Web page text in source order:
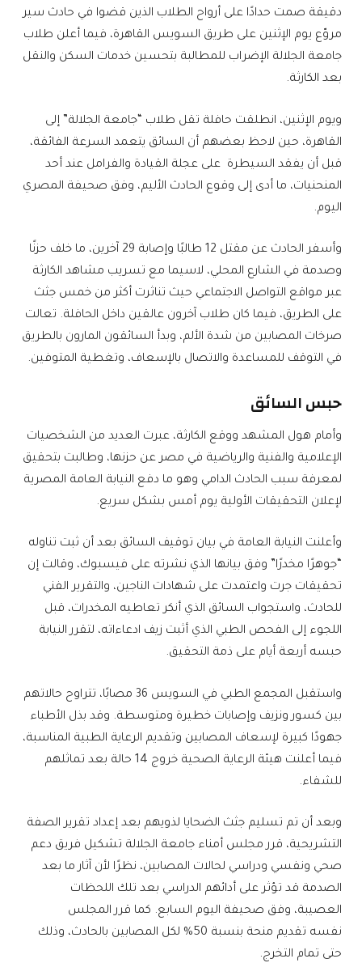
دقيقة صمت حدادًا على أرواح الطلاب الذين قضوا في حادث سير
مروّع يوم الإثنين على طريق السويس القاهرة، فيما أعلن طلاب
جامعة الجلالة الإضراب للمطالبة بتحسين خدمات السكن والنقل
بعد الكارثة.
ويوم الإثنين، انطلقت حافلة تقل طلاب “جامعة الجلالة” إلى
القاهرة، حين لاحظ بعضهم أن السائق يتعمد السرعة الفائقة،
قبل أن يفقد السيطرة على عجلة القيادة والفرامل عند أحد
المنحنيات، ما أدى إلى وقوع الحادث الأليم، وفق صحيفة المصري
اليوم.
وأسفر الحادث عن مقتل 12 طالبًا وإصابة 29 آخرين، ما خلف حزنًا
وصدمة في الشارع المحلي، لاسيما مع تسريب مشاهد الكارثة
عبر مواقع التواصل الاجتماعي حيث تناثرت أكثر من خمس جثث
على الطريق، فيما كان طلاب آخرون عالقين داخل الحافلة. تعالت
صرخات المصابين من شدة الألم، وبدأ السائقون المارون بالطريق
في التوقف للمساعدة والاتصال بالإسعاف، وتغطية المتوفين.
حبس السائق
وأمام هول المشهد ووقع الكارثة، عبرت العديد من الشخصيات
الإعلامية والفنية والرياضية في مصر عن حزنها، وطالبت بتحقيق
لمعرفة سبب الحادث الدامي وهو ما دفع النيابة العامة المصرية
لإعلان التحقيقات الأولية يوم أمس بشكل سريع.
وأعلنت النيابة العامة في بيان توقيف السائق بعد أن ثبت تناوله
“جوهرًا مخدرًا” وفق بيانها الذي نشرته على فيسبوك، وقالت إن
تحقيقات جرت واعتمدت على شهادات الناجين، والتقرير الفني
للحادث، واستجواب السائق الذي أنكر تعاطيه المخدرات، قبل
اللجوء إلى الفحص الطبي الذي أثبت زيف ادعاءاته، لتقرر النيابة
حبسه أربعة أيام على ذمة التحقيق.
واستقبل المجمع الطبي في السويس 36 مصابًا، تتراوح حالاتهم
بين كسور ونزيف وإصابات خطيرة ومتوسطة. وقد بذل الأطباء
جهودًا كبيرة لإسعاف المصابين وتقديم الرعاية الطبية المناسبة،
فيما أعلنت هيئة الرعاية الصحية خروج 14 حالة بعد تماثلهم
للشفاء.
وبعد أن تم تسليم جثث الضحايا لذويهم بعد إعداد تقرير الصفة
التشريحية، قرر مجلس أمناء جامعة الجلالة تشكيل فريق دعم
صحي ونفسي ودراسي لحالات المصابين، نظرًا لأن آثار ما بعد
الصدمة قد تؤثر على أدائهم الدراسي بعد تلك اللحظات
العصيبة، وفق صحيفة اليوم السابع. كما قرر المجلس
نفسه تقديم منحة بنسبة 50% لكل المصابين بالحادث، وذلك
حتى تمام التخرج.